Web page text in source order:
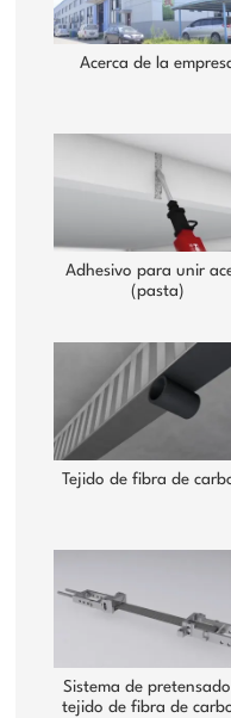
Acerca de la
Adhesivo para unir
(pasta)
Tejido de fibra de
Sistema de
tejido de fibra de